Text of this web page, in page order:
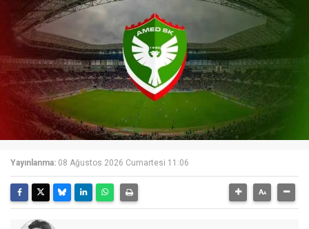
Yayınlanma: 08 Ağustos 2026 Cumartesi 11:06